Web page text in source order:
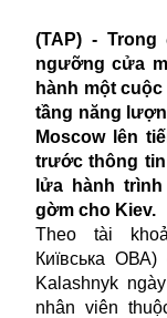
(TAP) -
ngưỡng cửa
hành một
tầng năng
Moscow lên
trước thông
lửa hành
gờm cho Kiev.
Theo tài
Київська
Kalashnyk
nhân viên